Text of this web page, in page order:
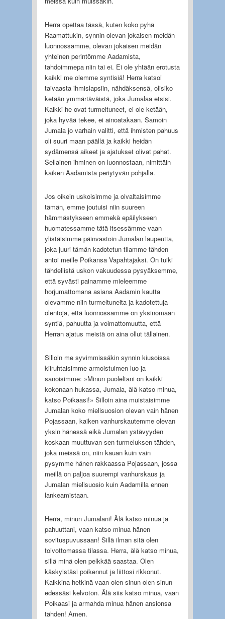
Herra opettaa tässä, kuten koko pyhä
Raamattukin, synnin olevan jokaisen meidän
luonnossamme, olevan jokaisen meidän
yhteinen perintömme Aadamista,
tahdoimmepa niin tai ei. Ei ole yhtään erotusta
kaikki me olemme syntisiä! Herra katsoi
taivaasta ihmislapsiin, nähdäksensä, olisiko
ketään ymmärtäväistä, joka Jumalaa etsisi.
Kaikki he ovat turmeltuneet, ei ole ketään,
joka hyvää tekee, ei ainoatakaan. Samoin
Jumala jo varhain valitti, että ihmisten pahuus
oli suuri maan päällä ja kaikki heidän
sydämensä aikeet ja ajatukset olivat pahat.
Sellainen ihminen on luonnostaan, nimittäin
kaiken Aadamista periytyvän pohjalla.
Jos oikein uskoisimme ja oivaltaisimme
tämän, emme joutuisi niin suureen
hämmästykseen emmekä epäilykseen
huomatessamme tätä itsessämme vaan
ylistäisimme päinvastoin Jumalan laupeutta,
joka juuri tämän kadotetun tilamme tähden
antoi meille Poikansa Vapahtajaksi. On tuiki
tähdellistä uskon vakuudessa pysyäksemme,
että syvästi painamme mieleemme
horjumattomana asiana Aadamin kautta
olevamme niin turmeltuneita ja kadotettuja
olentoja, että luonnossamme on yksinomaan
syntiä, pahuutta ja voimattomuutta, että
Herran ajatus meistä on aina ollut tällainen.
Silloin me syvimmissäkin synnin kiusoissa
kiiruhtaisimme armoistuimen luo ja
sanoisimme: »Minun puoleltani on kaikki
kokonaan hukassa, Jumala, älä katso minua,
katso Poikaasi!» Silloin aina muistaisimme
Jumalan koko mielisuosion olevan vain hänen
Pojassaan, kaiken vanhurskautemme olevan
yksin hänessä eikä Jumalan ystävyyden
koskaan muuttuvan sen turmeluksen tähden,
joka meissä on, niin kauan kuin vain
pysymme hänen rakkaassa Pojassaan, jossa
meillä on paljoa suurempi vanhurskaus ja
Jumalan mielisuosio kuin Aadamilla ennen
lankeamistaan.
Herra, minun Jumalani! Älä katso minua ja
pahuuttani, vaan katso minua hänen
sovituspuvussaan! Sillä ilman sitä olen
toivottomassa tilassa. Herra, älä katso minua,
sillä minä olen pelkkää saastaa. Olen
käskyistäsi poikennut ja liittosi rikkonut.
Kaikkina hetkinä vaan olen sinun olen sinun
edessäsi kelvoton. Älä siis katso minua, vaan
Poikaasi ja armahda minua hänen ansionsa
tähden! Amen.